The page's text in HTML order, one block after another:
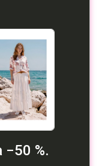
%.